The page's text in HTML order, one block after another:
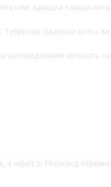
кожи, замши и тонкая нить
Базовые ноты:
распределение аромата,
через 5-10 секунд